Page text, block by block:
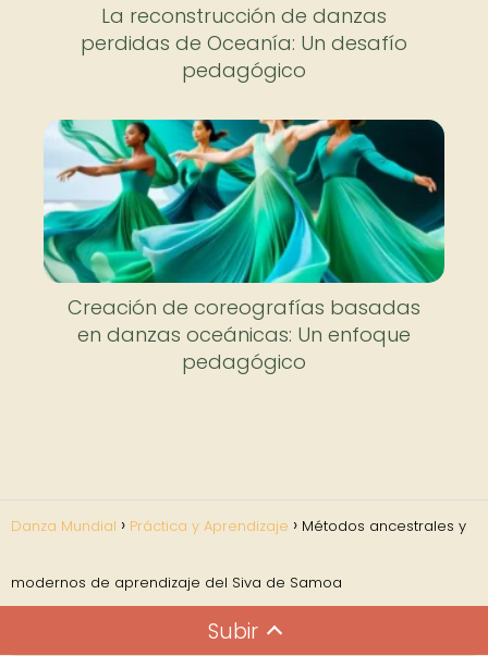
La reconstrucción de danzas
perdidas de Oceanía: Un desafío
pedagógico
Creación de coreografías basadas
en danzas oceánicas: Un enfoque
pedagógico
Danza Mundial Práctica y Aprendizaje Métodos ancestrales y
modernos de aprendizaje del Siva de Samoa
Subir